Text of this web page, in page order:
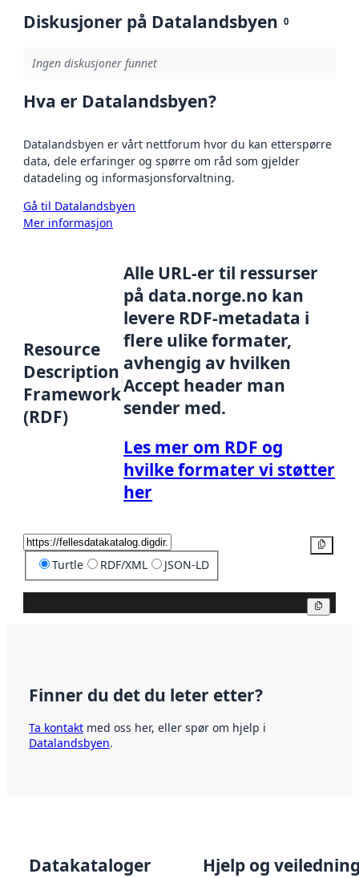
Diskusjoner på Datalandsbyen 0
Ingen diskusjoner funnet
Hva er Datalandsbyen?
Datalandsbyen er vårt nettforum hvor du kan etterspørre
data, dele erfaringer og spørre om råd som gjelder
datadeling og informasjonsforvaltning.
Gå til Datalandsbyen
Mer informasjon
Resource
Description
Framework
(RDF)
Alle URL-er til ressurser
på data.norge.no kan
levere RDF-metadata i
flere ulike formater,
avhengig av hvilken
Accept header man
sender med.
Les mer om RDF og
hvilke formater vi støtter
her
Turtle RDF/XML JSON-LD
Finner du det du leter etter?
Ta kontakt med oss her, eller spør om hjelp i
Datalandsbyen.
Datakataloger Hjelp og